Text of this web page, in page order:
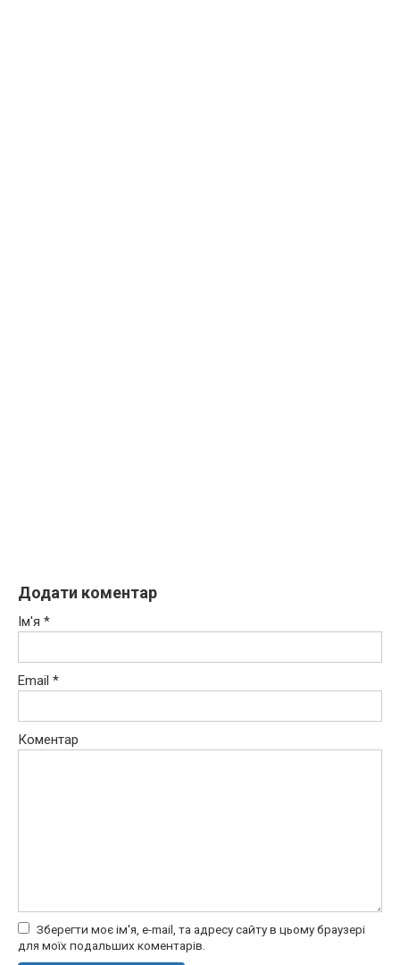
Додати коментар
Ім'я *
Email *
Коментар
Зберегти моє ім'я, e-mail, та адресу сайту в цьому браузері
для моїх подальших коментарів.